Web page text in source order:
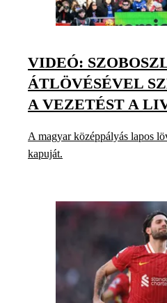
VIDEÓ:
ÁTLÖVÉSÉVEL
A VEZETÉST A
A magyar középpályás lapos
kapuját.